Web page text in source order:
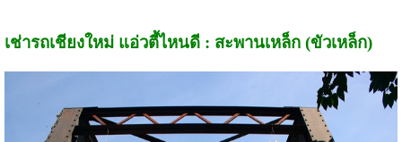
เช่ารถเชียงใหม่ แอ่วตี้ไหนดี : สะพานเหล็ก (ขัวเหล็ก)